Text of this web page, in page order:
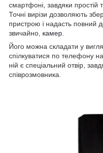
смартфоні, завдяки простій
Точні вирізи дозволяють
пристрою і надасть повний
звичайно, камер
Його можна складати у
спілкуватися по телефону
ній є спеціальний отвір,
співрозмовника.